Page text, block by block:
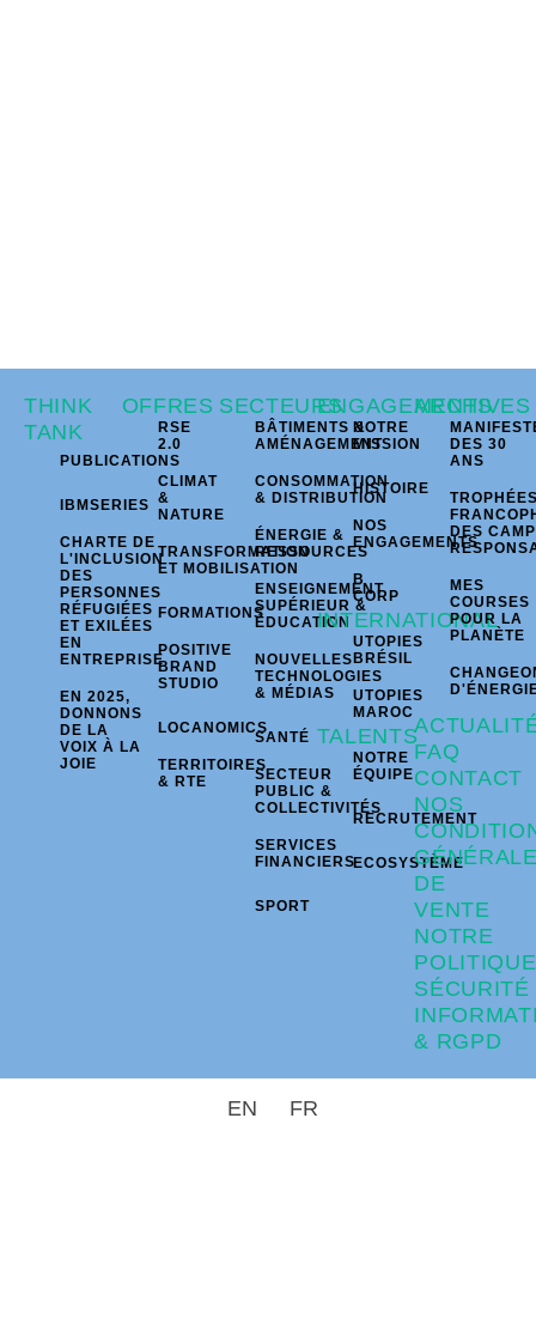
THINK
TANK
PUBLICATIONS
IBMSERIES
CHARTE DE
L'INCLUSION
DES
PERSONNES
RÉFUGIÉES
ET EXILÉES
EN
ENTREPRISE
EN 2025,
DONNONS
DE LA
VOIX À LA
JOIE
OFFRES
RSE
2.0
CLIMAT
&
NATURE
TRANSFORMATION
ET MOBILISATION
FORMATIONS
POSITIVE
BRAND
STUDIO
LOCANOMICS
TERRITOIRES
& RTE
SECTEURS
BÂTIMENTS &
AMÉNAGEMENT
CONSOMMATION
& DISTRIBUTION
ÉNERGIE &
RESSOURCES
ENSEIGNEMENT
SUPÉRIEUR &
ÉDUCATION
NOUVELLES
TECHNOLOGIES
& MÉDIAS
SANTÉ
SECTEUR
PUBLIC &
COLLECTIVITÉS
SERVICES
FINANCIERS
SPORT
ENGAGEMENTS
NOTRE
MISSION
HISTOIRE
NOS
ENGAGEMENTS
B
CORP
INTERNATIONAL
UTOPIES
BRÉSIL
UTOPIES
MAROC
TALENTS
NOTRE
ÉQUIPE
RECRUTEMENT
ECOSYSTÈME
ARCHIVES
DES 30
ANS
DES
MES
COURSES
POUR LA
PLANÈTE
FAQ
CONTACT
NOS
DE
VENTE
NOTRE
POLITIQUE
SÉCURITÉ
& RGPD
EN FR